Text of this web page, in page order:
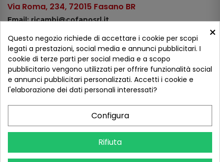
Via Roma, 234, 72015 Fasano BR
Email: ricambi@cofanosrl.it
Tel.: +39 080 44 13 478
WhatsApp: +39 334 98 51 100
Metodi di pagamento
×
Questo negozio richiede di accettare i cookie per scopi
legati a prestazioni, social media e annunci pubblicitari. I
cookie di terze parti per social media e a scopo
pubblicitario vengono utilizzati per offrire funzionalità social
e annunci pubblicitari personalizzati. Accetti i cookie e
l'elaborazione dei dati personali interessati?
Configura
Rifiuta